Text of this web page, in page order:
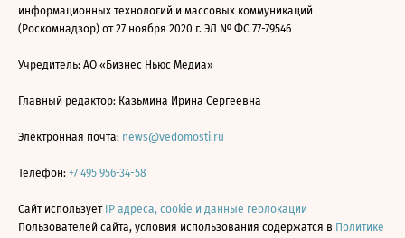
информационных технологий и массовых коммуникаций
(Роскомнадзор) от 27 ноября 2020 г. ЭЛ № ФС 77-79546
Учредитель: АО «Бизнес Ньюс Медиа»
Главный редактор: Казьмина Ирина Сергеевна
Электронная почта: news@vedomosti.ru
Телефон: +7 495 956-34-58
Сайт использует IP адреса, cookie и данные геолокации
Пользователей сайта, условия использования содержатся в Политике